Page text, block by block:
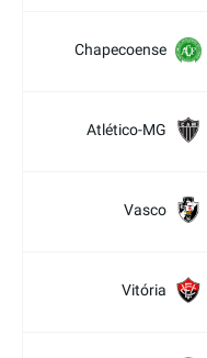
Chapecoense
Atlético-MG
Vasco
Vitória